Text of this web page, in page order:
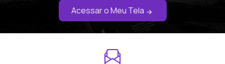
Acessar o Meu Tela